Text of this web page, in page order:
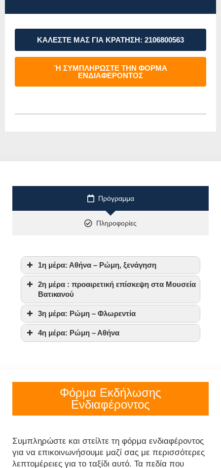
ΚΑΛΕΣΤΕ ΜΑΣ ΓΙΑ ΚΡΑΤΗΣΗ: 2106800563
Ή ΣΥΜΠΛΗΡΩΣΤΕ ΤΗΝ ΦΟΡΜΑ
ΕΝΔΙΑΦΕΡΟΝΤΟΣ
Πρόγραμμα
Πληροφορίες
1η μέρα: Αθήνα – Ρώμη, ξενάγηση
2η μέρα : προαιρετική επίσκεψη στα Μουσεία
Βατικανού
3η μέρα: Ρώμη – Φλωρεντία
4η μέρα: Ρώμη – Αθήνα
Φόρμα Εκδήλωσης
Ενδιαφέροντος
Συμπληρώστε και στείλτε τη φόρμα ενδιαφέροντος
για να επικοινωνήσουμε μαζί σας με περισσότερες
λεπτομέρειες για το ταξίδι αυτό. Τα πεδία που